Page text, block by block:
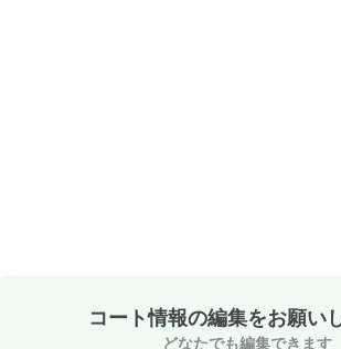
コート情報の編集をお願い
どなたでも編集できます